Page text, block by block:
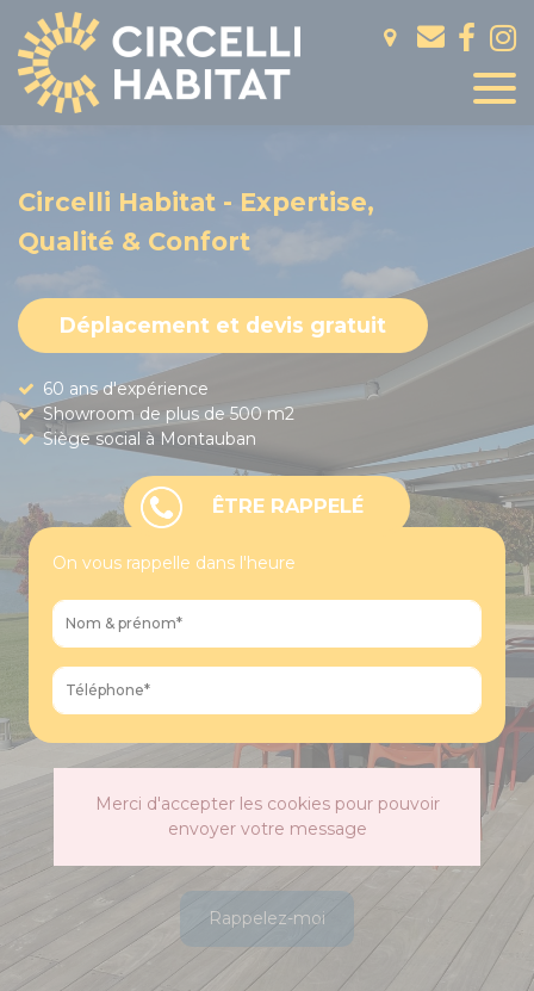
Circelli Habitat - Expertise,
Qualité & Confort
Déplacement et devis gratuit
60 ans d'expérience
Showroom de plus de 500 m2
Siège social à Montauban
ÊTRE RAPPELÉ
On vous rappelle dans l'heure
Merci d'accepter les cookies pour pouvoir
envoyer votre message
Rappelez-moi
Panneau de gestion des cookies